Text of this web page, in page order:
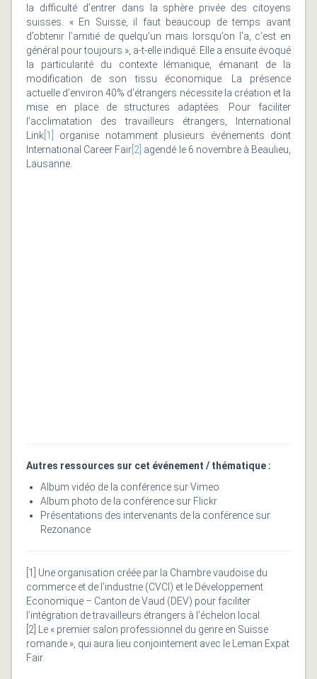
la difficulté d’entrer dans la sphère privée des citoyens
suisses. « En Suisse, il faut beaucoup de temps avant
d’obtenir l’amitié de quelqu’un mais lorsqu’on l’a, c’est en
général pour toujours », a-t-elle indiqué. Elle a ensuite évoqué
la particularité du contexte lémanique, émanant de la
modification de son tissu économique. La présence
actuelle d’environ 40% d’étrangers nécessite la création et la
mise en place de structures adaptées. Pour faciliter
l’acclimatation des travailleurs étrangers, International
Link [1]
organise notamment plusieurs événements dont
International Career Fair [2] agendé le 6 novembre à Beaulieu,
Lausanne.
Autres ressources sur cet événement / thématique :
Album vidéo de la conférence sur Vimeo
Album photo de la conférence sur Flickr
Présentations des intervenants de la conférence sur
Rezonance
[1] Une organisation créée par la Chambre vaudoise du
commerce et de l’industrie (CVCI) et le Développement
Economique – Canton de Vaud (DEV) pour faciliter
l’intégration de travailleurs étrangers à l’échelon local.
[2] Le « premier salon professionnel du genre en Suisse
romande », qui aura lieu conjointement avec le Leman Expat
Fair.